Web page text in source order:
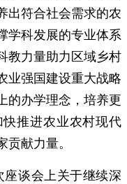
出符合社会需求的农
学科发展的专业体系
教力量助力区域乡村
业强国建设重大战略
的办学理念，培养更
推进农业农村现代
献力量。
谈会上关于继续深